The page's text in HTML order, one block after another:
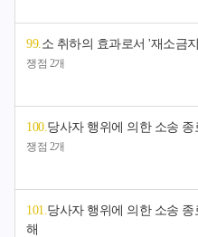
99.소 취하의 효과로서 '재소금
쟁점 2개
100.당사자 행위에 의한 소송
쟁점 2개
101.당사자 행위에 의한 소송
해